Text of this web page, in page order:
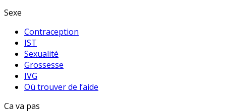
Sexe
Contraception
IST
Sexualité
Grossesse
IVG
Où trouver de l’aide
Ca va pas